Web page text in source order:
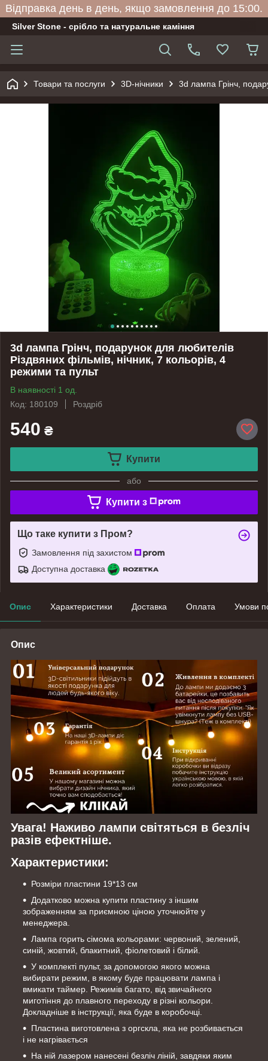
Відправка день в день, якщо замовлення до 15:00.
Silver Stone - срібло та натуральне каміння
Товари та послуги 3D-нічники 3d лампа Грінч,
3d лампа Грінч, подарунок для любителів
Різдвяних фільмів, нічник, 7 кольорів, 4
режими та пульт
В наявності 1 од.
Код: 180109
Роздріб
540 ₴
Купити
або
Купити з
Що таке купити з Пром?
Замовлення під захистом
Доступна доставка
Опис Характеристики Доставка Оплата Умови
Опис
Увага! Наживо лампи світяться в безліч
разів ефектніше.
Характеристики:
Розміри пластини 19*13 см
Додатково можна купити пластину з іншим
зображенням за приємною ціною уточнюйте у
менеджера.
Лампа горить сімома кольорами: червоний, зелений,
синій, жовтий, блакитний, фіолетовий і білий.
У комплекті пульт, за допомогою якого можна
вибирати режим, в якому буде працювати лампа і
вмикати таймер. Режимів багато, від звичайного
миготіння до плавного переходу в різні кольори.
Докладніше в інструкції, яка буде в коробочці.
Пластина виготовлена з оргскла, яка не розбивається
і не нагрівається
На ній лазером нанесені безліч ліній, завдяки яким